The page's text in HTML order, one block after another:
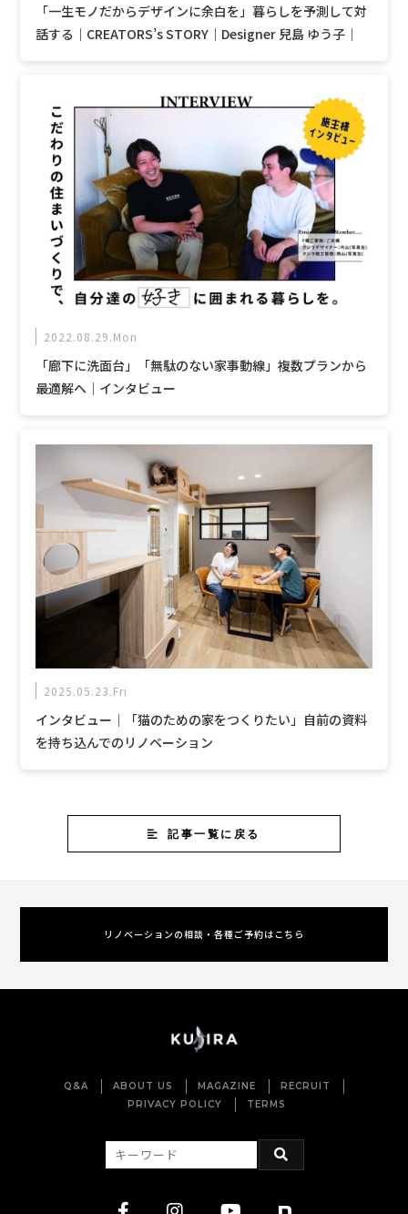
「一生モノだからデザインに余白を」暮らしを予測して対
話する｜CREATORS’s STORY｜Designer 兒島 ゆう子｜
2022.08.29.Mon
「廊下に洗面台」「無駄のない家事動線」複数プランから
最適解へ｜インタビュー
2025.05.23.Fri
インタビュー｜「猫のための家をつくりたい」自前の資料
を持ち込んでのリノベーション
記事一覧に戻る
リノベーションの相談・各種ご予約はこちら
Q&A ABOUT US MAGAZINE
RECRUIT
PRIVACY POLICY
TERMS